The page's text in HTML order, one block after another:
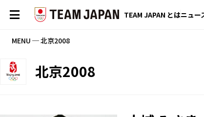
TEAM JAPAN とはニュー
MENU ─ 北京2008
北京2008